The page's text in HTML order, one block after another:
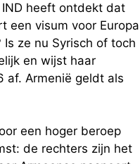
heeft ontdekt dat
een visum voor Europa
ze nu Syrisch of toch
en wijst haar
af. Armenië geldt als
een hoger beroep
de rechters zijn het